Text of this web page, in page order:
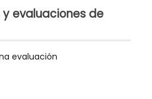
evaluaciones de
evaluación